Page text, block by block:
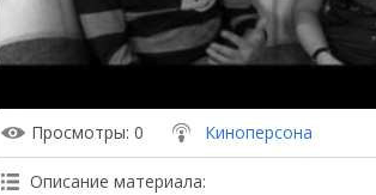
Просмотры: 0 Киноперсона
Описание материала: